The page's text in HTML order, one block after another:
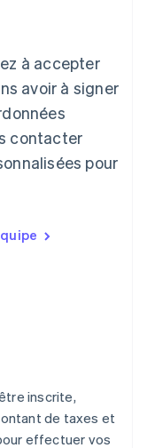
à accepter
avoir à signer
contacter
pour
inscrite,
de taxes et
effectuer vos